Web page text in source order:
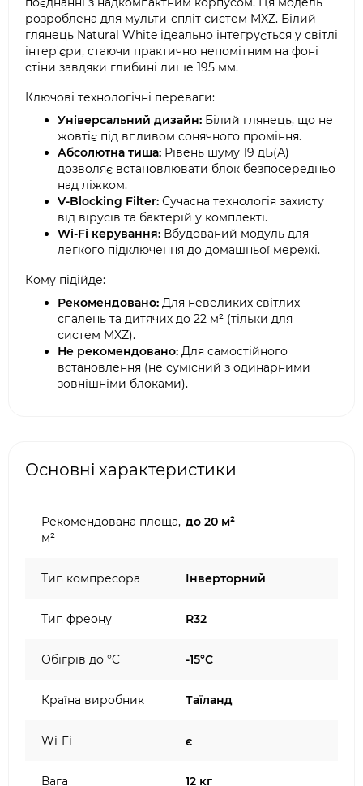
розроблена для мульти-спліт систем MXZ. Білий
глянець Natural White ідеально інтегрується у світлі
інтер'єри, стаючи практично непомітним на фоні
стіни завдяки глибині лише 195 мм.
Ключові технологічні переваги:
Універсальний дизайн: Білий глянець, що не
жовтіє під впливом сонячного проміння.
Абсолютна тиша: Рівень шуму 19 дБ(А)
дозволяє встановлювати блок безпосередньо
над ліжком.
V-Blocking Filter: Сучасна технологія захисту
від вірусів та бактерій у комплекті.
Wi-Fi керування: Вбудований модуль для
легкого підключення до домашньої мережі.
Кому підійде:
Рекомендовано: Для невеликих світлих
спалень та дитячих до 22 м² (тільки для
систем MXZ).
Не рекомендовано: Для самостійного
встановлення (не сумісний з одинарними
зовнішніми блоками).
Основні характеристики
Рекомендована площа,
м²
до 20 м²
Тип компресора Інверторний
Тип фреону R32
Обігрів до °C -15°C
Країна виробник Таїланд
Wi-Fi є
Вага 12 кг